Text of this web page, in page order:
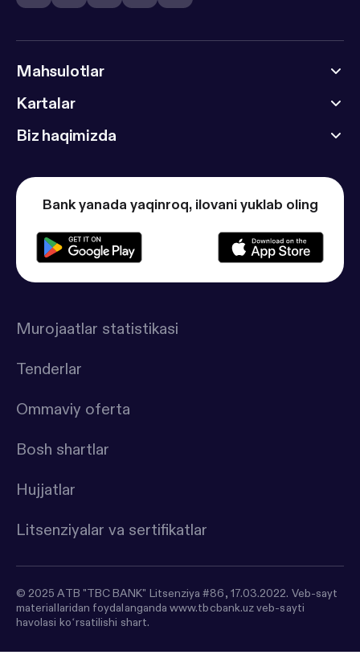
Mahsulotlar
Kartalar
Biz haqimizda
Bank yanada yaqinroq, ilovani yuklab oling
Murojaatlar statistikasi
Tenderlar
Ommaviy oferta
Bosh shartlar
Hujjatlar
Litsenziyalar va sertifikatlar
© 2025 ATB "TBC BANK" Litsenziya #86, 17.03.2022. Veb-sayt
materiallaridan foydalanganda www.tbcbank.uz veb-sayti
havolasi koʻrsatilishi shart.